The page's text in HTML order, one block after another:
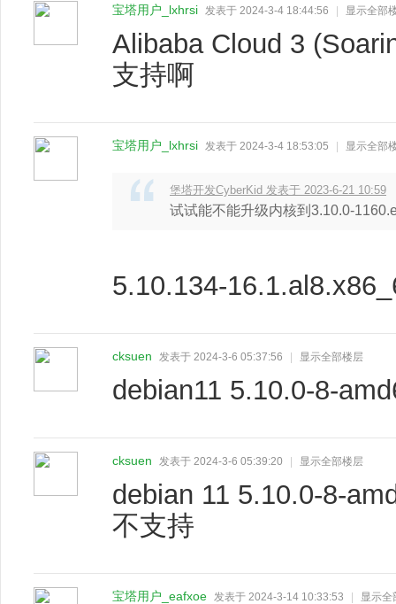
宝塔用户_lxhrsi 发表于 2024-3-4 18:44:56 显示全部
Alibaba Cloud 3
支持啊
宝塔用户_lxhrsi 发表于 2024-3-4 18:53:05 显示全部
堡塔开发CyberKid 发表于 2023-6-21 10:59
试试能不能升级内核到3.10.0-
5.10.134-
cksuen 发表于 2024-3-6 05:37:56 显示全部楼层
debian11 5.10.0-8-
cksuen 发表于 2024-3-6 05:39:20 显示全部楼层
debian 11 5.10.0-8-
不支持
宝塔用户_eafxoe 发表于 2024-3-14 10:33:53 显示全